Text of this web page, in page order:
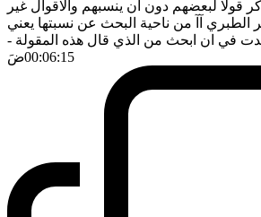
قولا لبعضهم دون ان ينسبهم والاقوال غير
الطبري آآ من ناحية البحث عن نسبتها يعني
في ان ابحث من الذي قال هذه المقولة -
00:06:15ضَ